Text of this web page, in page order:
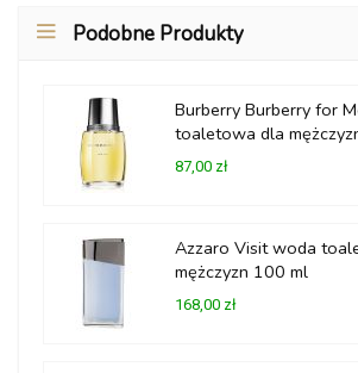
Podobne Produkty
Burberry Burberry for
toaletowa dla
87,00 zł
Azzaro Visit woda
mężczyzn 100 ml
168,00 zł